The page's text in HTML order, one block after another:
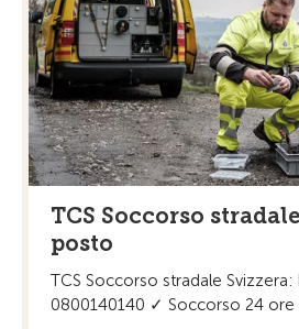
TCS Soccorso
posto
TCS Soccorso stradale
0800140140 ✓ Soccorso 24 ore